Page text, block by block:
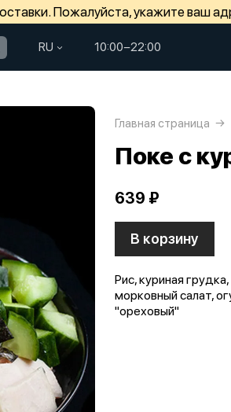
Пожалуйста, укажите ваш
RU 10:00−22:00
Главная страница
Поке с
639 ₽
В корзину
Рис, куриная
морковный салат,
"ореховый"